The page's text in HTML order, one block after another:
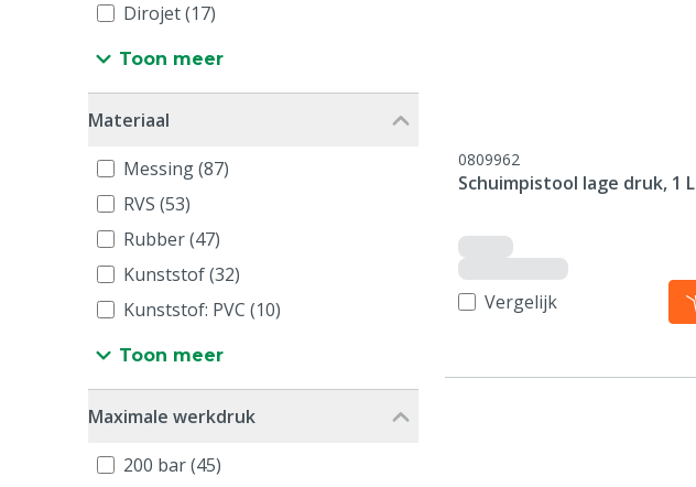
Dirojet (17)
Toon meer
Materiaal
Messing (87)
RVS (53)
Rubber (47)
Kunststof (32)
Kunststof: PVC (10)
Toon meer
Maximale werkdruk
200 bar (45)
0809962
Schuimpistool lage druk, 1 L
Vergelijk